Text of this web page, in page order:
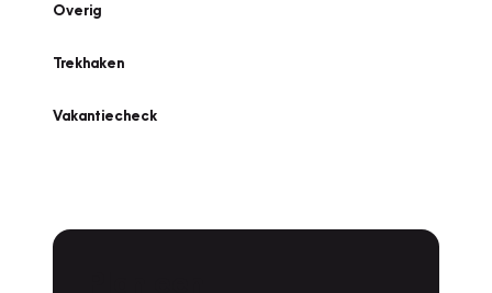
Overig
Trekhaken
Vakantiecheck